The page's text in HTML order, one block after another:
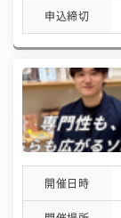
申込締切
開催日時